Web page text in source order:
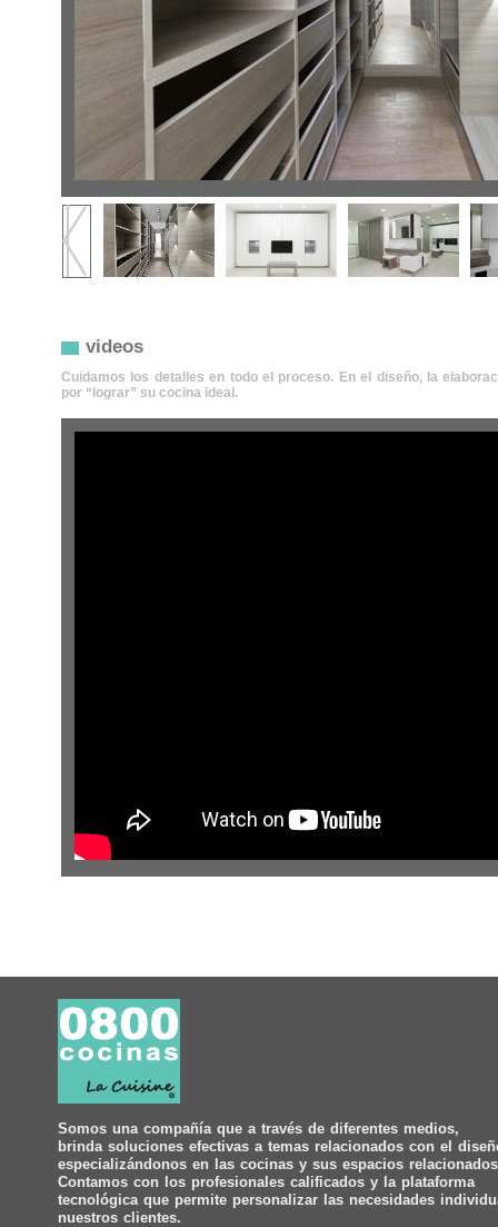
videos
Cuidamos los detalles en todo el proceso. En el diseño, la
por “lograr” su cocina ideal.
Somos una compañía que a través de diferentes medios,
brinda soluciones efectivas a temas relacionados con el
especializándonos en las cocinas y sus espacios
Contamos con los profesionales calificados y la plataforma
tecnológica que permite personalizar las necesidades
nuestros clientes.